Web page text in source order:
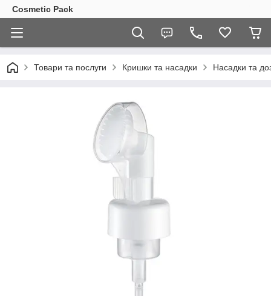
Cosmetic Pack
Товари та послуги Кришки та насадки Насадки та